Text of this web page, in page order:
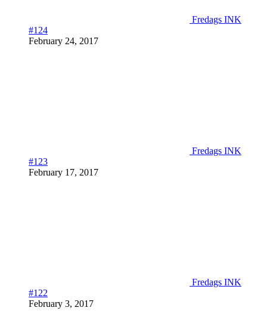
Fredags INK
#124
February 24, 2017
Fredags INK
#123
February 17, 2017
Fredags INK
#122
February 3, 2017